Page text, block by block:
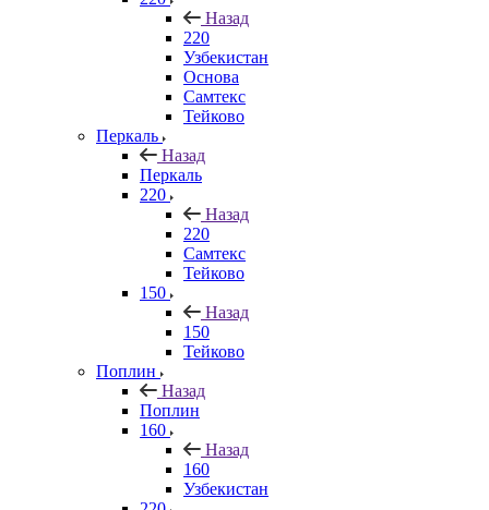
Назад
220
Узбекистан
Основа
Самтекс
Тейково
Перкаль
Назад
Перкаль
220
Назад
220
Самтекс
Тейково
150
Назад
150
Тейково
Поплин
Назад
Поплин
160
Назад
160
Узбекистан